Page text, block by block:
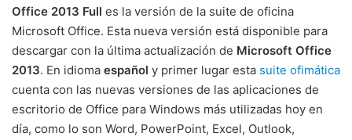
Office 2013 Full es la versión de la suite de oficina
Microsoft Office. Esta nueva versión está disponible para
descargar con la última actualización de Microsoft Office
2013. En idioma español y primer lugar esta suite ofimática
cuenta con las nuevas versiones de las aplicaciones de
escritorio de Office para Windows más utilizadas hoy en
día, como lo son Word, PowerPoint, Excel, Outlook,